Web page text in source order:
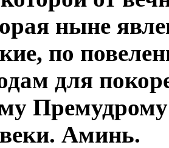
ныне
по
для
Премудрому
Аминь.